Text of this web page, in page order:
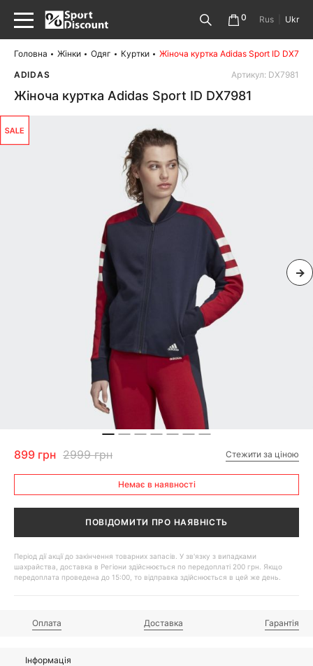
0 Rus Ukr
Головна Жінки Одяг Куртки
Жіноча куртка Adidas Sport ID DX7981
ADIDAS
Артикул: DX7981
Жіноча куртка Adidas Sport ID DX7981
899 грн 2999 грн Стежити за ціною
Немає в наявності
ПОВІДОМИТИ ПРО НАЯВНІСТЬ
Період дії акції до закінчення товарних запасів. У зв'язку з випадками
шахрайства, доставка в Регіони здійснюється по передоплаті 200 грн. Якщо
передоплата проведена до 15:00, то відправка здійснюється в цей же день.
Оплата Доставка Гарантія
Інформація